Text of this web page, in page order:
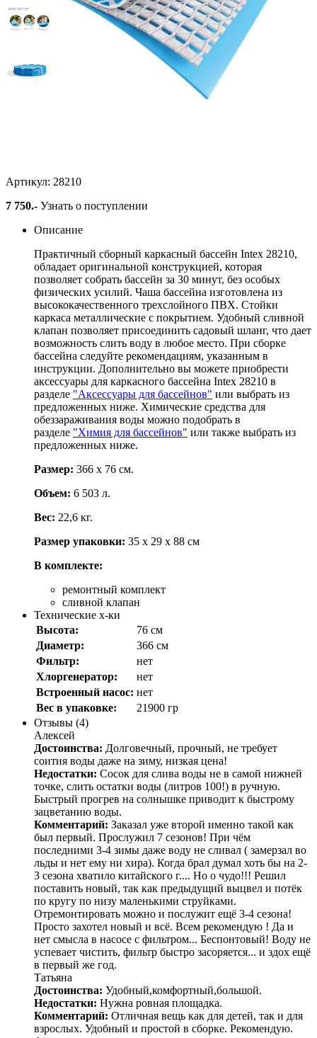
Артикул: 28210
7 750.- Узнать о поступлении
Описание
Практичный сборный каркасный бассейн Intex 28210,
обладает оригинальной конструкцией, которая
позволяет собрать бассейн за 30 минут, без особых
физических усилий. Чаша бассейна изготовлена из
высококачественного трехслойного ПВХ. Стойки
каркаса металлические с покрытием. Удобный сливной
клапан позволяет присоединить садовый шланг, что дает
возможность слить воду в любое место. При сборке
бассейна следуйте рекомендациям, указанным в
инструкции. Дополнительно вы можете приобрести
аксессуары для каркасного бассейна Intex 28210 в
разделе "Аксессуары для бассейнов" или выбрать из
предложенных ниже. Химические средства для
обеззараживания воды можно подобрать в
разделе "Химия для бассейнов" или также выбрать из
предложенных ниже.
Размер: 366 х 76 см.
Объем: 6 503 л.
Вес: 22,6 кг.
Размер упаковки: 35 х 29 х 88 см
В комплекте:
ремонтный комплект
сливной клапан
Технические х-ки
Высота:
76 см
Диаметр:
366 см
Фильтр:
нет
Хлоргенератор:
нет
Встроенный насос: нет
Вес в упаковке:
21900 гр
Отзывы (4)
Алексей
Достоинства: Долговечный, прочный, не требует
соития воды даже на зиму, низкая цена!
Недостатки: Сосок для слива воды не в самой нижней
точке, слить остатки воды (литров 100!) в ручную.
Быстрый прогрев на солнышке приводит к быстрому
зацветанию воды.
Комментарий: Заказал уже второй именно такой как
был первый. Прослужил 7 сезонов! При чём
последними 3-4 зимы даже воду не сливал ( замерзал во
льды и нет ему ни хира). Когда брал думал хоть бы на 2-
3 сезона хватило китайского г.... Но о чудо!!! Решил
поставить новый, так как предыдущий выцвел и потёк
по кругу по низу маленькими струйками.
Отремонтировать можно и послужит ещё 3-4 сезона!
Просто захотел новый и всё. Всем рекомендую ! Да и
нет смысла в насосе с фильтром... Беспонтовый! Воду не
успевает чистить, фильтр быстро засоряется... и здох ещё
в первый же год.
Татьяна
Достоинства: Удобный,комфортный,большой.
Недостатки: Нужна ровная площадка.
Комментарий: Отличная вещь как для детей, так и для
взрослых. Удобный и простой в сборке. Рекомендую.